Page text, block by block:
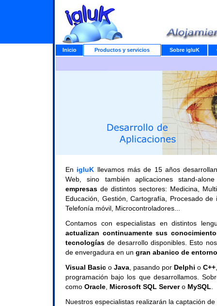
En igluK llevamos más de 15 años
Web, sino también aplicaciones stand-
empresas de distintos sectores: Medicina,
Educación, Gestión, Cartografía, Procesado
Telefonía móvil, Microcontroladores...
Contamos con especialistas en distintos
actualizan continuamente sus
tecnologías de desarrollo disponibles. Esto
de envergadura en un gran abanico de
Visual Basic o Java , pasando por Delphi o C++
programación bajo los que desarrollamos.
como Oracle Microsoft SQL Servero MySQL
Nuestros especialistas realizarán la captación
Inicio Productos y servicios Sobre igluK